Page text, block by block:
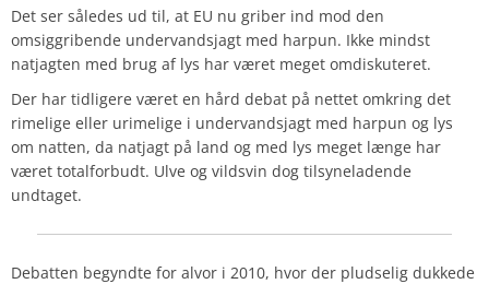
Det ser således ud til, at EU nu griber ind mod den
omsiggribende undervandsjagt med harpun. Ikke mindst
natjagten med brug af lys har været meget omdiskuteret.
Der har tidligere været en hård debat på nettet omkring det
rimelige eller urimelige i undervandsjagt med harpun og lys
om natten, da natjagt på land og med lys meget længe har
været totalforbudt. Ulve og vildsvin dog tilsyneladende
undtaget.
Debatten begyndte for alvor i 2010, hvor der pludselig dukkede